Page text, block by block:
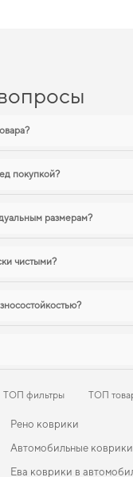
покупкой?
размерам?
чистыми?
ТОП фильтры ТОП
Рено коврики
Автомобильные
Ева коврики в